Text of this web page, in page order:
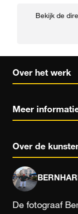
Bekijk de
Over het werk
Meer
Over de
De fotograaf